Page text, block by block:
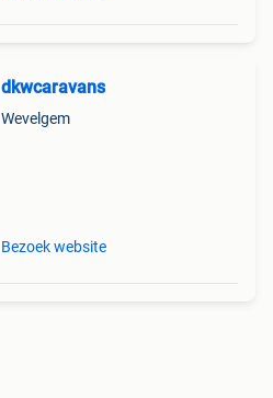
dkwcaravans
Wevelgem
Bezoek website